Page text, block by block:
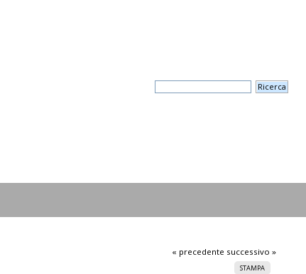
« precedente successivo »
STAMPA